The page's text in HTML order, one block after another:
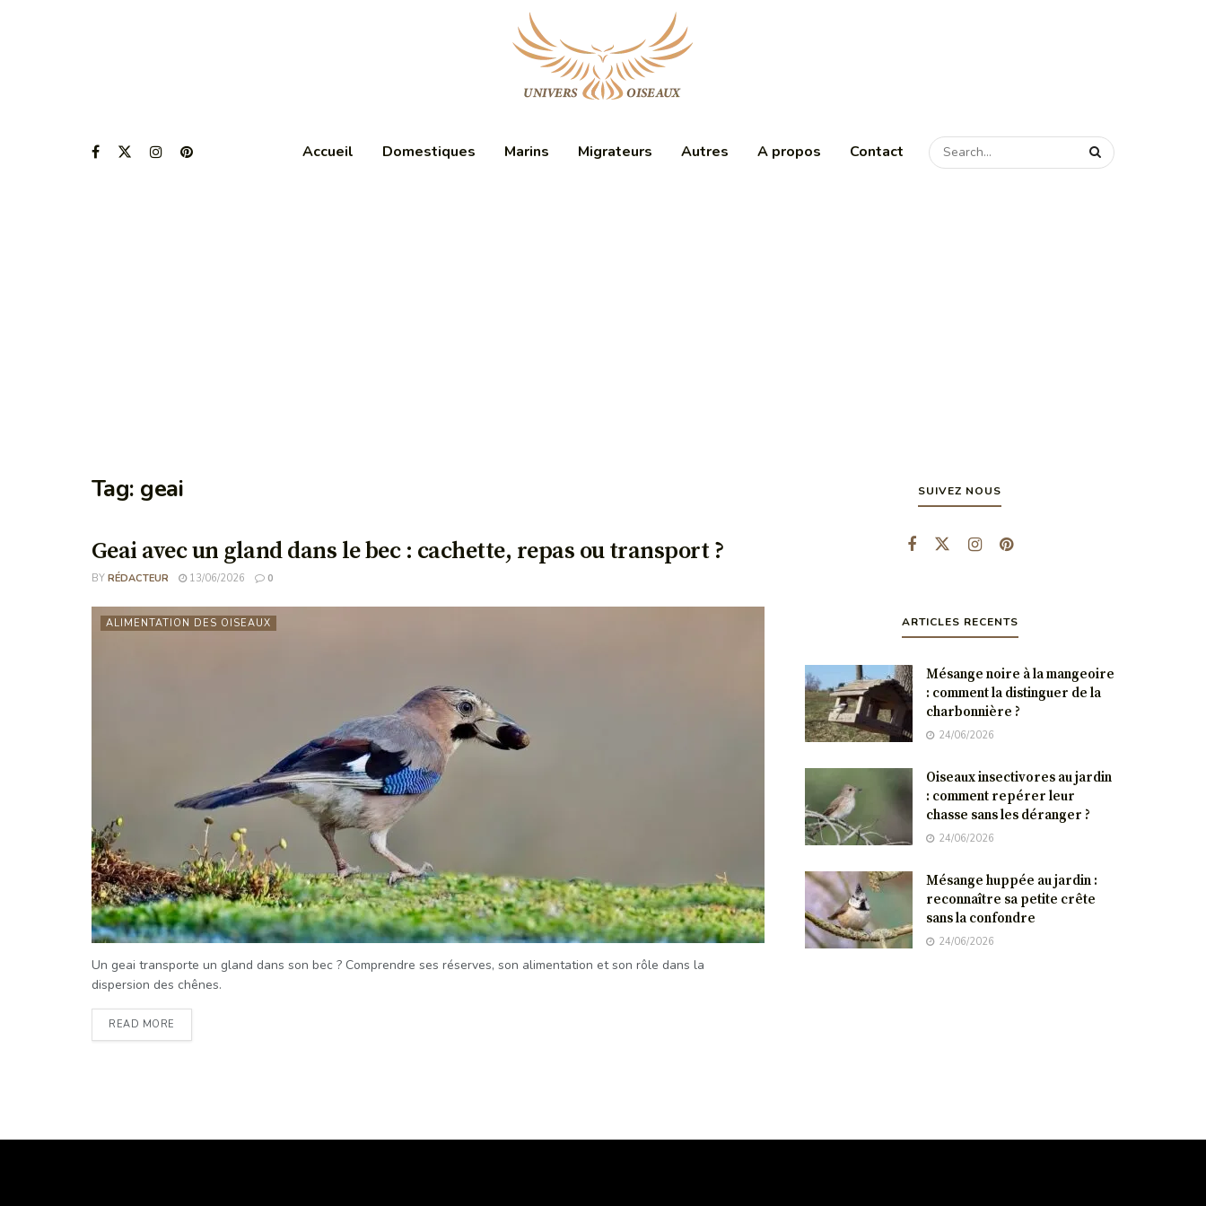
Accueil Domestiques Marins Migrateurs Autres A propos Contact
Tag: geai
Geai avec un gland dans le bec : cachette, repas ou transport ?
BY RÉDACTEUR 13/06/2026 0
ALIMENTATION DES OISEAUX
Un geai transporte un gland dans son bec ? Comprendre ses réserves, son alimentation et son rôle dans la
dispersion des chênes.
READ MORE
SUIVEZ NOUS
ARTICLES RECENTS
Mésange noire à la mangeoire
: comment la distinguer de la
charbonnière ?
24/06/2026
Oiseaux insectivores au jardin
: comment repérer leur
chasse sans les déranger ?
24/06/2026
Mésange huppée au jardin :
reconnaître sa petite crête
sans la confondre
24/06/2026